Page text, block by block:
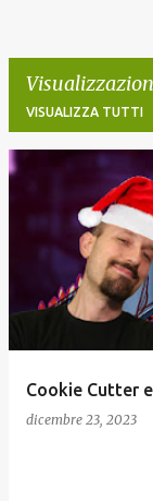
VISUALIZZA TUTTI
P
Cookie Cutter
dicembre 23, 2023